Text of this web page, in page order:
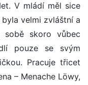
V mládí měl sice
velmi zvláštní a
sobě skoro vůbec
pouze se svým
Pracuje třicet
– Menache Löwy,